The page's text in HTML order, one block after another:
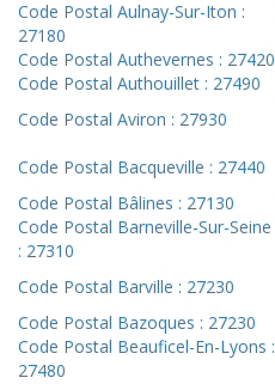
Code Postal Aulnay-Sur-Iton :
27180
Code Postal Authevernes : 27420
Code Postal Authouillet : 27490
Code Postal Aviron : 27930
Code Postal Bacqueville : 27440
Code Postal Bâlines : 27130
Code Postal Barneville-Sur-Seine
: 27310
Code Postal Barville : 27230
Code Postal Bazoques : 27230
Code Postal Beauficel-En-Lyons :
27480